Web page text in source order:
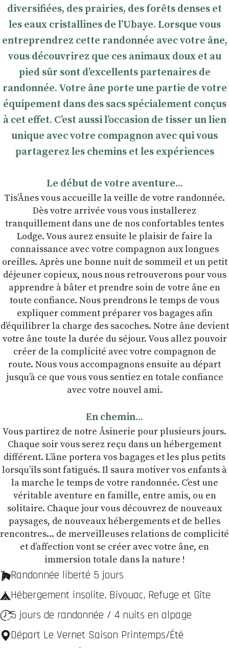
diversifiées, des prairies, des forêts denses et
les eaux cristallines de l’Ubaye. Lorsque vous
entreprendrez cette randonnée avec votre âne,
vous découvrirez que ces animaux doux et au
pied sûr sont d’excellents partenaires de
randonnée. Votre âne porte une partie de votre
équipement dans des sacs spécialement conçus
à cet effet. C’est aussi l’occasion de tisser un lien
unique avec votre compagnon avec qui vous
partagerez les chemins et les expériences
Le début de votre aventure...
Tis’Ânes vous accueille la veille de votre randonnée.
Dès votre arrivée vous vous installerez
tranquillement dans une de nos confortables tentes
Lodge. Vous aurez ensuite le plaisir de faire la
connaissance avec votre compagnon aux longues
oreilles. Après une bonne nuit de sommeil et un petit
déjeuner copieux, nous nous retrouverons pour vous
apprendre à bâter et prendre soin de votre âne en
toute confiance. Nous prendrons le temps de vous
expliquer comment préparer vos bagages afin
dʼéquilibrer la charge des sacoches. Notre âne devient
votre âne toute la durée du séjour. Vous allez pouvoir
créer de la complicité avec votre compagnon de
route. Nous vous accompagnons ensuite au départ
jusqu’à ce que vous vous sentiez en totale confiance
avec votre nouvel ami.
En chemin...
Vous partirez de notre Âsinerie pour plusieurs jours.
Chaque soir vous serez reçu dans un hébergement
différent. L’âne portera vos bagages et les plus petits
lorsqu’ils sont fatigués. Il saura motiver vos enfants à
la marche le temps de votre randonnée. C’est une
véritable aventure en famille, entre amis, ou en
solitaire. Chaque jour vous découvrez de nouveaux
paysages, de nouveaux hébergements et de belles
rencontres... de merveilleuses relations de complicité
et dʼaffection vont se créer avec votre âne, en
immersion totale dans la nature !
Randonnée liberté 5 jours
Hébergement insolite, Bivouac, Refuge et Gîte
5 jours de randonnée / 4 nuits en alpage
Départ Le Vernet Saison Printemps/Été